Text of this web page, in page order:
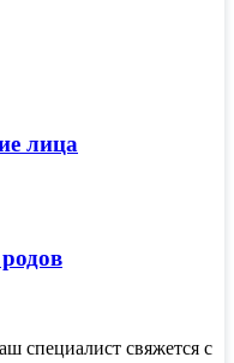
лица
специалист свяжется с